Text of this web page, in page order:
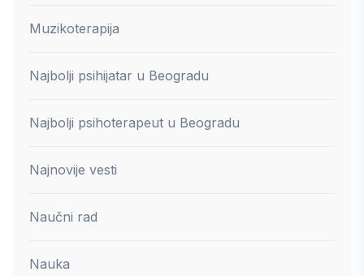
Muzikoterapija
Najbolji psihijatar u Beogradu
Najbolji psihoterapeut u Beogradu
Najnovije vesti
Naučni rad
Nauka